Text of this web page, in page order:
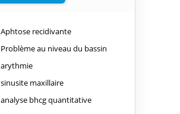
Aphtose recidivante
Problème au niveau du bassin
arythmie
sinusite maxillaire
analyse bhcg quantitative